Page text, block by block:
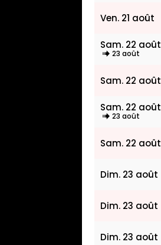
Ven. 21 août
Sam. 22 août
23 août
Sam. 22 août
Sam. 22 août
23 août
Sam. 22 août
Dim. 23 août
Dim. 23 août
Dim. 23 août